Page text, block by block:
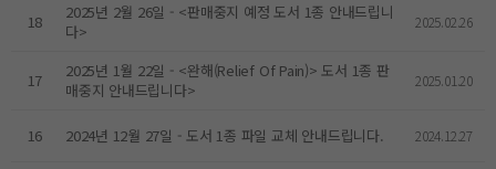
레*님 무료쿠폰 4개 획득
레*님 무료쿠폰 4개 획득
18
2025년 2월 26일 - <판매중지 예정 도서 1종 안내드립니
다>
2025.02.26
17
2025년 1월 22일 - <완해(Relief Of Pain)> 도서 1종 판
매중지 안내드립니다>
2025.01.20
16 2024년 12월 27일 - 도서 1종 파일 교체 안내드립니다. 2024.12.27